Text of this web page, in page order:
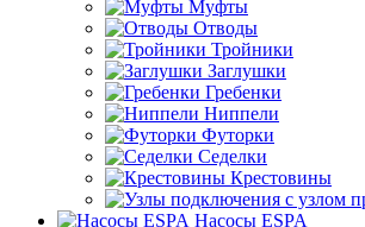
Муфты
Отводы
Тройники
Заглушки
Гребенки
Ниппели
Футорки
Седелки
Крестовины
Насосы ESPA